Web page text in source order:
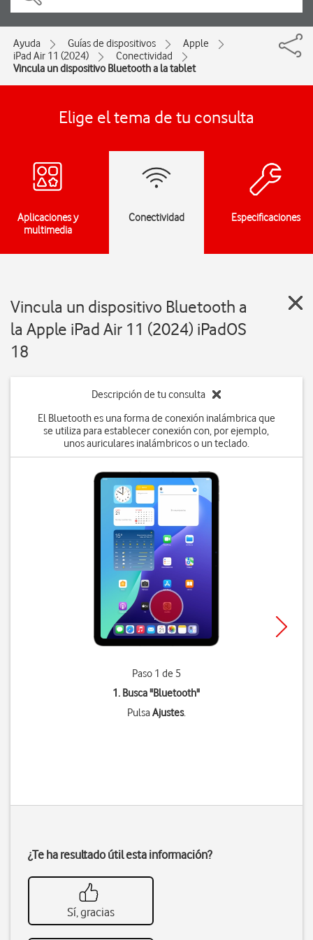
Ayuda Guías de dispositivos
Apple
iPad Air 11 (2024)
Conectividad
Vincula un dispositivo Bluetooth a la tablet
Elige el tema de tu consulta
Aplicaciones y
multimedia
Conectividad Especificaciones
Vincula un dispositivo Bluetooth a
la Apple iPad Air 11 (2024) iPadOS
18
Descripción de tu consulta
El Bluetooth es una forma de conexión inalámbrica que
se utiliza para establecer conexión con, por ejemplo,
unos auriculares inalámbricos o un teclado.
Paso 1 de 5
1. Busca "Bluetooth"
PulsaAjustes.
¿Te ha resultado útil esta información?
Sí, gracias